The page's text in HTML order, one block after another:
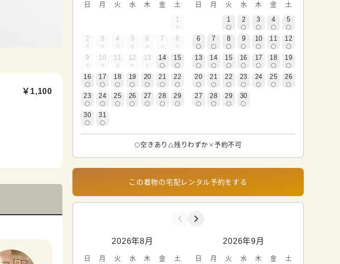
￥1,100
日 月 火 水 木 金
土
1
2 3 4 5 6 7 8
9 10 11 12 13 14 15
16 17 18 19 20 21 22
23 24 25 26 27 28 29
30 31
日 月 火 水 木 金
土
1
2 3 4 5
6 7 8 9 10 11 12
13 14 15 16 17 18 19
20 21 22 23 24 25 26
27 28 29 30
空きあり 残りわずか 予約不可
この着物の宅配レンタル予約をする
2026年8月
日 月 火 水 木 金
土
2026年9月
日 月 火 水 木 金
土